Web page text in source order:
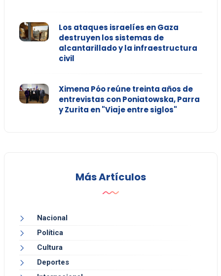
Los ataques israelíes en Gaza
destruyen los sistemas de
alcantarillado y la infraestructura
civil
Ximena Póo reúne treinta años de
entrevistas con Poniatowska, Parra
y Zurita en "Viaje entre siglos"
Más Artículos
Nacional
Política
Cultura
Deportes